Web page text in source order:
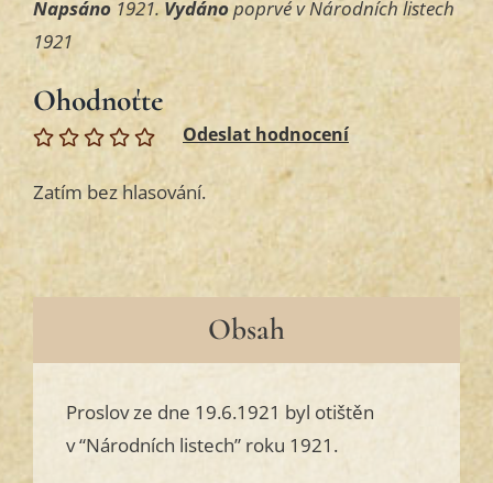
Napsáno 1921. Vydánopoprvé v Národních listech
1921
Ohodnoťte
Zatím bez hlasování.
Obsah
Proslov ze dne 19.6.1921 byl otištěn
v “Národních listech” roku 1921.